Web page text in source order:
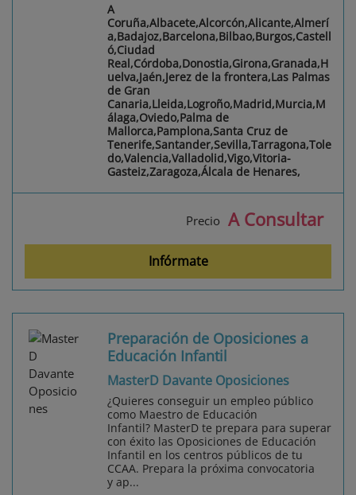
A
Coruña,Albacete,Alcorcón,Alicante,Almerí
a,Badajoz,Barcelona,Bilbao,Burgos,Castell
ó,Ciudad
Real,Córdoba,Donostia,Girona,Granada,H
uelva,Jaén,Jerez de la frontera,Las Palmas
de Gran
Canaria,Lleida,Logroño,Madrid,Murcia,M
álaga,Oviedo,Palma de
Mallorca,Pamplona,Santa Cruz de
Tenerife,Santander,Sevilla,Tarragona,Tole
do,Valencia,Valladolid,Vigo,Vitoria-
Gasteiz,Zaragoza,Álcala de Henares,
Precio A Consultar
Infórmate
Preparación de Oposiciones a
Educación Infantil
MasterD Davante Oposiciones
¿Quieres conseguir un empleo público
como Maestro de Educación
Infantil? MasterD te prepara para superar
con éxito las Oposiciones de Educación
Infantil en los centros públicos de tu
CCAA. Prepara la próxima convocatoria
y ap...